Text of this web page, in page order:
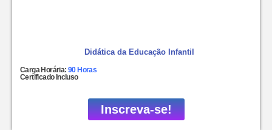
Didática da Educação Infantil
Carga Horária:90 Horas
Certificado Incluso
Inscreva-se!